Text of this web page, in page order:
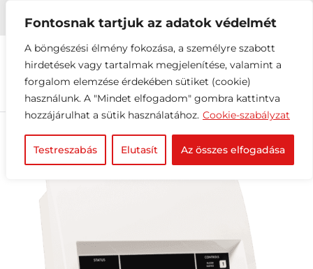
Fontosnak tartjuk az adatok védelmét
A böngészési élmény fokozása, a személyre szabott
hirdetések vagy tartalmak megjelenítése, valamint a
forgalom elemzése érdekében sütiket (cookie)
használunk. A "Mindet elfogadom" gombra kattintva
hozzájárulhat a sütik használatához. Cookie-szabályzat
Testreszabás Elutasít Az összes elfogadása
 +36 1 216 2612 info@elektrovill.hu